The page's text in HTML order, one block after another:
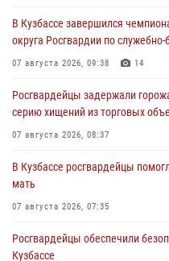
В Кузбассе завершился
округа Росгвардии по служебно-
07 августа 2026, 09:38 14
Росгвардейцы задержали
серию хищений из торговых
07 августа 2026, 08:37
В Кузбассе росгвардейцы
мать
07 августа 2026, 07:35
Росгвардейцы обеспечили
Кузбассе